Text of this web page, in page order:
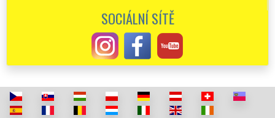
Potřebovala jsem zajistit vyklízecí práce na Spořilově a tak jsem si
vybrala společnost EXTRA VYKLÍZENÍ. Super komunikace,
spolehlivost, výborná cena. Děkuji a doporučuji.
Vyklízecí práce na Spořilově, není co vytknout, palec nahoru. 👍
SOCIÁLNÍ SÍTĚ